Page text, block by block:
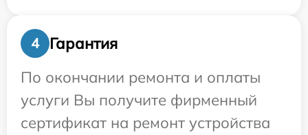
4
Гарантия
По окончании ремонта и оплаты
услуги Вы получите фирменный
сертификат на ремонт устройства